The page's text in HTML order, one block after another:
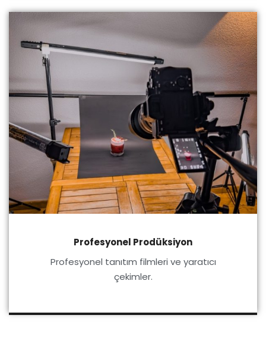
Profesyonel Prodüksiyon
Profesyonel tanıtım filmleri ve yaratıcı
çekimler.